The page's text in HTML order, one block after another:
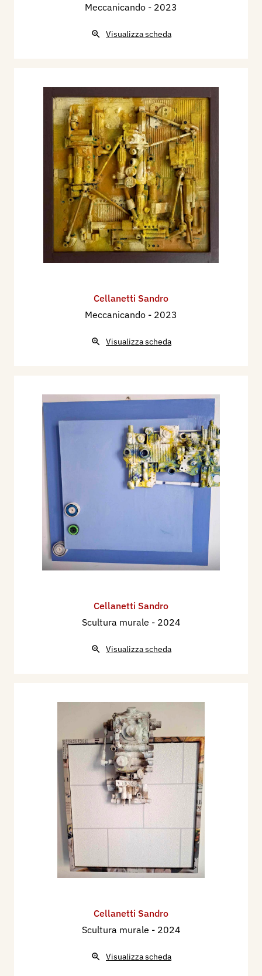
Meccanicando - 2023
Visualizza scheda
Cellanetti Sandro
Meccanicando - 2023
Visualizza scheda
Cellanetti Sandro
Scultura murale - 2024
Visualizza scheda
Cellanetti Sandro
Scultura murale - 2024
Visualizza scheda